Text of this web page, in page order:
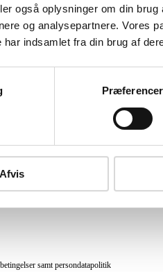
også oplysninger om din
og analysepartnere. Vores
har indsamlet fra din brug af
Præferencer
Afvis
nyhedsbrev og modtag
KØB
Levering
samt persondatapolitik